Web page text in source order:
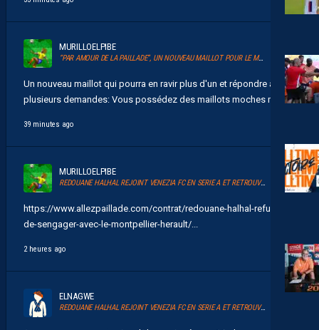
MURILLOELPIBE
“PAR AMOUR DE LA PAILLADE”, UN NOUVEAU MAILLOT POUR LE MHSC
Un nouveau maillot qui pourra en ravir plus d'un et répondre à
plusieurs demandes: Vous possédez des maillots moches mais...
39 minutes ago
MURILLOELPIBE
REDOUANE HALHAL REJOINT VENEZIA FC EN SERIE A ET RETROUVERA AKOR ADAMS
https://www.allezpaillade.com/contrat/redouane-halhal-refuse-
de-sengager-avec-le-montpellier-herault/...
2 heures ago
ELNAGWE
REDOUANE HALHAL REJOINT VENEZIA FC EN SERIE A ET RETROUVERA AKOR ADAMS